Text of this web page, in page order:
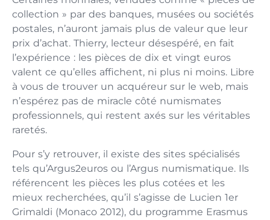
collection » par des banques, musées ou sociétés
postales, n’auront jamais plus de valeur que leur
prix d’achat. Thierry, lecteur désespéré, en fait
l’expérience : les pièces de dix et vingt euros
valent ce qu’elles affichent, ni plus ni moins. Libre
à vous de trouver un acquéreur sur le web, mais
n’espérez pas de miracle côté numismates
professionnels, qui restent axés sur les véritables
raretés.
Pour s’y retrouver, il existe des sites spécialisés
tels qu’Argus2euros ou l’Argus numismatique. Ils
référencent les pièces les plus cotées et les
mieux recherchées, qu’il s’agisse de Lucien 1er
Grimaldi (Monaco 2012), du programme Erasmus